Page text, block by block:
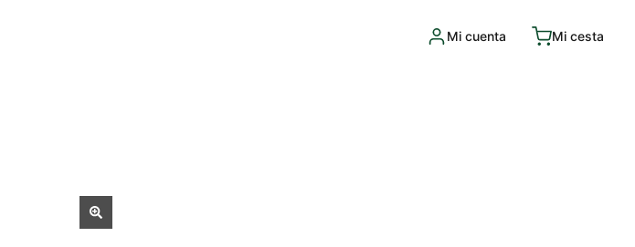
Mi cuenta Mi cesta